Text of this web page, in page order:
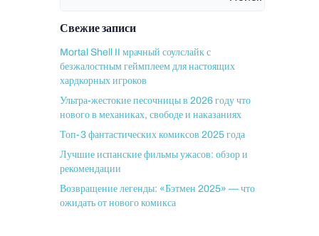
Свежие записи
Mortal Shell II мрачный соулслайк с
безжалостным геймплеем для настоящих
хардкорных игроков
Ультра-жестокие песочницы в 2026 году что
нового в механиках, свободе и наказаниях
Топ-3 фантастических комиксов 2025 года
Лучшие испанские фильмы ужасов: обзор и
рекомендации
Возвращение легенды: «Бэтмен 2025» — что
ожидать от нового комикса